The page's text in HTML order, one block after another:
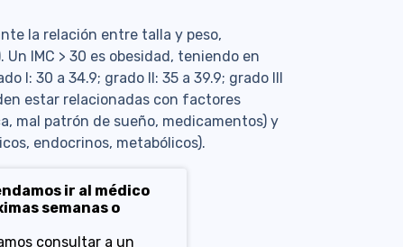
la relación entre talla y peso,
IMC > 30 es obesidad, teniendo en
I: 30 a 34.9; grado II: 35 a 39.9; grado III
estar relacionadas con factores
mal patrón de sueño, medicamentos) y
endocrinos, metabólicos).
ir al médico
semanas o
consultar a un